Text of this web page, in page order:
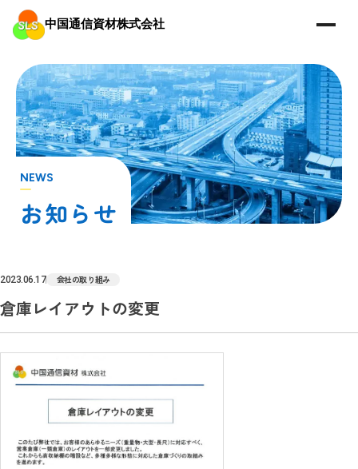
中国通信資材株式会社
NEWS
2023.06.17 会社の取り組み
倉庫レイアウトの変更